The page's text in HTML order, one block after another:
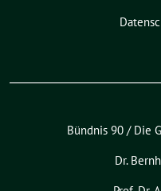
Bündnis 90 / Die
Dr.